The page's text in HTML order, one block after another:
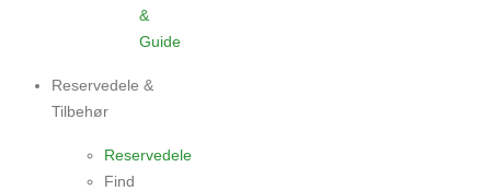
&
Guide
Reservedele &
Tilbehør
Reservedele
Find